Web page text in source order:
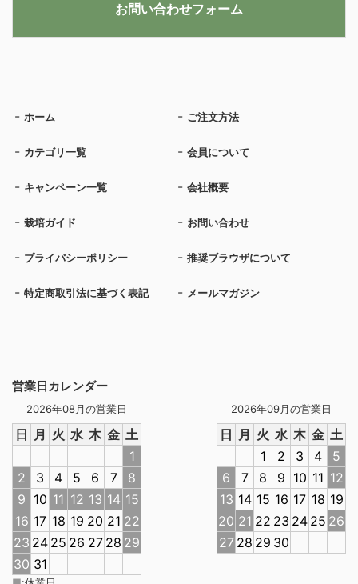
営業日カレンダー
2026年08月の営業日
日 月 火 水 木 金 土
1
2
3 4 5 6 7
8
9 10 11 12 13 14 15
16 17 18 19 20 21 22
23 24 25 26 27 28 29
30 31
2026年09月の営業日
日 月 火 水 木 金 土
1
2 3 4
5
6
7 8 9 10 11 12
13 14 15 16 17 18 19
20 21 22 23 24 25 26
27 28 29 30
ホーム ご注文方法
カテゴリ一覧 会員について
キャンペーン一覧 会社概要
栽培ガイド お問い合わせ
プライバシーポリシー 推奨ブラウザについて
特定商取引法に基づく表記 メールマガジン
お問い合わせフォーム